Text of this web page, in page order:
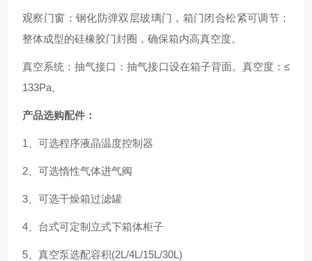
观察门窗：钢化防弹双层玻璃门，箱门闭合松紧可调节；
整体成型的硅橡胶门封圈，确保箱内高真空度。
真空系统：抽气接口：抽气接口设在箱子背面。 真空度：≤
133Pa。
产品选购配件：
1、可选程序液晶温度控制器
2、可选惰性气体进气阀
3、可选干燥箱过滤罐
4、台式可定制立式下箱体柜子
5、真空泵选配容积(2L/4L/15L/30L)